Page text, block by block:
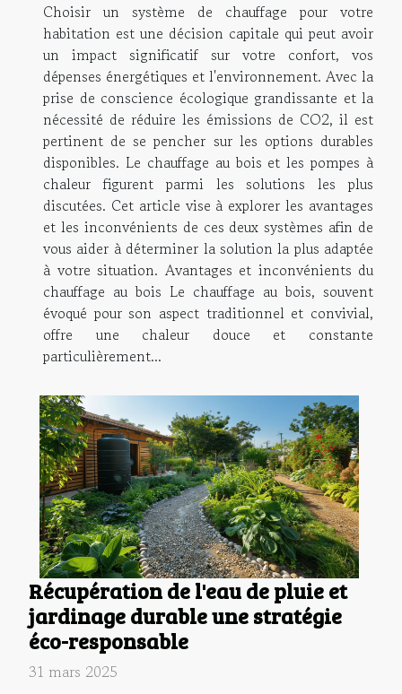
Choisir un système de chauffage pour votre
habitation est une décision capitale qui peut avoir
un impact significatif sur votre confort, vos
dépenses énergétiques et l'environnement. Avec la
prise de conscience écologique grandissante et la
nécessité de réduire les émissions de CO2, il est
pertinent de se pencher sur les options durables
disponibles. Le chauffage au bois et les pompes à
chaleur figurent parmi les solutions les plus
discutées. Cet article vise à explorer les avantages
et les inconvénients de ces deux systèmes afin de
vous aider à déterminer la solution la plus adaptée
à votre situation. Avantages et inconvénients du
chauffage au bois Le chauffage au bois, souvent
évoqué pour son aspect traditionnel et convivial,
offre une chaleur douce et constante
particulièrement...
Récupération de l'eau de pluie et
jardinage durable une stratégie
éco-responsable
31 mars 2025